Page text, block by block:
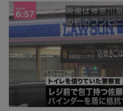
「こんなん笑うわ」「間が